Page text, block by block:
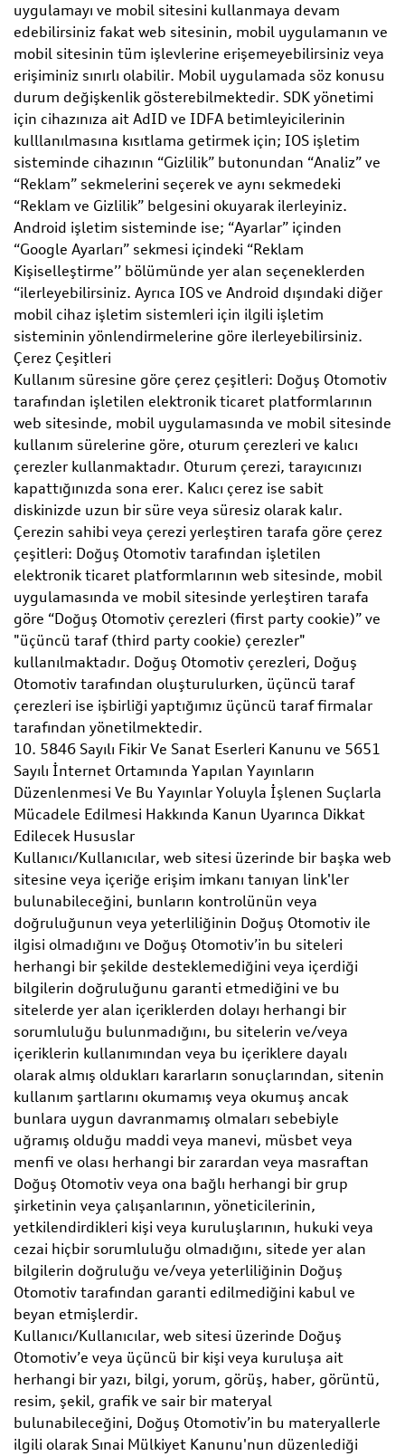
uygulamayı ve mobil sitesini kullanmaya devam
edebilirsiniz fakat web sitesinin, mobil uygulamanın ve
mobil sitesinin tüm işlevlerine erişemeyebilirsiniz veya
erişiminiz sınırlı olabilir. Mobil uygulamada söz konusu
durum değişkenlik gösterebilmektedir. SDK yönetimi
için cihazınıza ait AdID ve IDFA betimleyicilerinin
kulllanılmasına kısıtlama getirmek için; IOS işletim
sisteminde cihazının “Gizlilik” butonundan “Analiz” ve
“Reklam” sekmelerini seçerek ve aynı sekmedeki
“Reklam ve Gizlilik” belgesini okuyarak ilerleyiniz.
Android işletim sisteminde ise; “Ayarlar” içinden
“Google Ayarları” sekmesi içindeki “Reklam
Kişiselleştirme’’ bölümünde yer alan seçeneklerden
“ilerleyebilirsiniz. Ayrıca IOS ve Android dışındaki diğer
mobil cihaz işletim sistemleri için ilgili işletim
sisteminin yönlendirmelerine göre ilerleyebilirsiniz.
Çerez Çeşitleri
Kullanım süresine göre çerez çeşitleri: Doğuş Otomotiv
tarafından işletilen elektronik ticaret platformlarının
web sitesinde, mobil uygulamasında ve mobil sitesinde
kullanım sürelerine göre, oturum çerezleri ve kalıcı
çerezler kullanmaktadır. Oturum çerezi, tarayıcınızı
kapattığınızda sona erer. Kalıcı çerez ise sabit
diskinizde uzun bir süre veya süresiz olarak kalır.
Çerezin sahibi veya çerezi yerleştiren tarafa göre çerez
çeşitleri: Doğuş Otomotiv tarafından işletilen
elektronik ticaret platformlarının web sitesinde, mobil
uygulamasında ve mobil sitesinde yerleştiren tarafa
göre “Doğuş Otomotiv çerezleri (first party cookie)” ve
"üçüncü taraf (third party cookie) çerezler"
kullanılmaktadır. Doğuş Otomotiv çerezleri, Doğuş
Otomotiv tarafından oluşturulurken, üçüncü taraf
çerezleri ise işbirliği yaptığımız üçüncü taraf firmalar
tarafından yönetilmektedir.
10. 5846 Sayılı Fikir Ve Sanat Eserleri Kanunu ve 5651
Sayılı İnternet Ortamında Yapılan Yayınların
Düzenlenmesi Ve Bu Yayınlar Yoluyla İşlenen Suçlarla
Mücadele Edilmesi Hakkında Kanun Uyarınca Dikkat
Edilecek Hususlar
Kullanıcı/Kullanıcılar, web sitesi üzerinde bir başka web
sitesine veya içeriğe erişim imkanı tanıyan link'ler
bulunabileceğini, bunların kontrolünün veya
doğruluğunun veya yeterliliğinin Doğuş Otomotiv ile
ilgisi olmadığını ve Doğuş Otomotiv’in bu siteleri
herhangi bir şekilde desteklemediğini veya içerdiği
bilgilerin doğruluğunu garanti etmediğini ve bu
sitelerde yer alan içeriklerden dolayı herhangi bir
sorumluluğu bulunmadığını, bu sitelerin ve/veya
içeriklerin kullanımından veya bu içeriklere dayalı
olarak almış oldukları kararların sonuçlarından, sitenin
kullanım şartlarını okumamış veya okumuş ancak
bunlara uygun davranmamış olmaları sebebiyle
uğramış olduğu maddi veya manevi, müsbet veya
menfi ve olası herhangi bir zarardan veya masraftan
Doğuş Otomotiv veya ona bağlı herhangi bir grup
şirketinin veya çalışanlarının, yöneticilerinin,
yetkilendirdikleri kişi veya kuruluşlarının, hukuki veya
cezai hiçbir sorumluluğu olmadığını, sitede yer alan
bilgilerin doğruluğu ve/veya yeterliliğinin Doğuş
Otomotiv tarafından garanti edilmediğini kabul ve
beyan etmişlerdir.
Kullanıcı/Kullanıcılar, web sitesi üzerinde Doğuş
Otomotiv’e veya üçüncü bir kişi veya kuruluşa ait
herhangi bir yazı, bilgi, yorum, görüş, haber, görüntü,
resim, şekil, grafik ve sair bir materyal
bulunabileceğini, Doğuş Otomotiv’in bu materyallerle
ilgili olarak Sınai Mülkiyet Kanunu'nun düzenlediği